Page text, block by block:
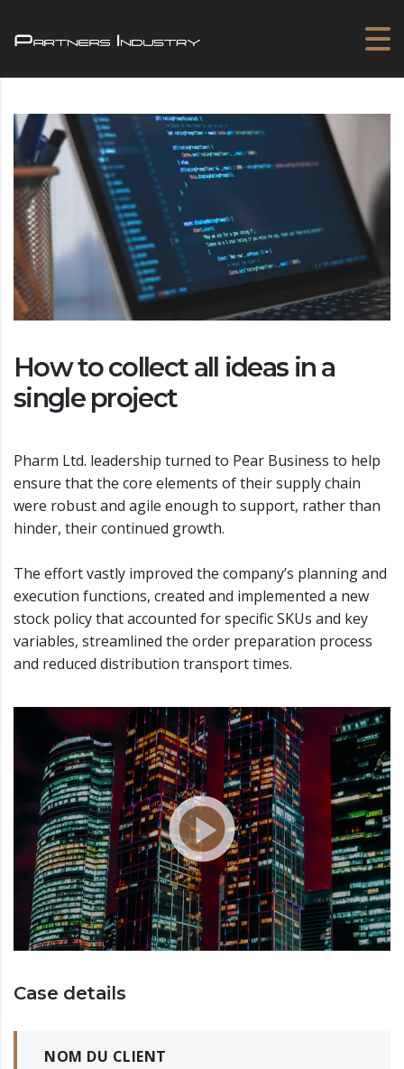
How to collect all ideas in a
single project
Pharm Ltd. leadership turned to Pear Business to help
ensure that the core elements of their supply chain
were robust and agile enough to support, rather than
hinder, their continued growth.
The effort vastly improved the company’s planning and
execution functions, created and implemented a new
stock policy that accounted for specific SKUs and key
variables, streamlined the order preparation process
and reduced distribution transport times.
Case details
NOM DU CLIENT